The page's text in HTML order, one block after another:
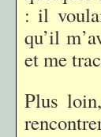
: il
qu’il
et me
Plus